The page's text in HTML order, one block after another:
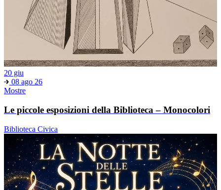
20 giu
08 ago 26
Mostre
Le piccole esposizioni della Biblioteca – Monocolori
Biblioteca Civica